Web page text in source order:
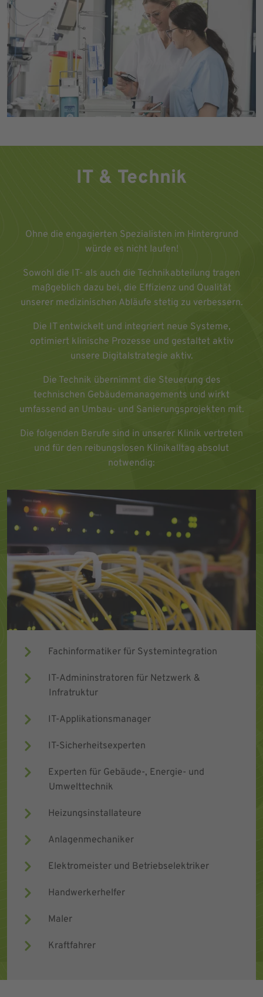
IT & Technik
Ohne die engagierten Spezialisten im Hintergrund
würde es nicht laufen!
Sowohl die IT- als auch die Technikabteilung tragen
maßgeblich dazu bei, die Effizienz und Qualität
unserer medizinischen Abläufe stetig zu verbessern.
Die IT entwickelt und integriert neue Systeme,
optimiert klinische Prozesse und gestaltet aktiv
unsere Digitalstrategie aktiv.
Die Technik übernimmt die Steuerung des
technischen Gebäudemanagements und wirkt
umfassend an Umbau- und Sanierungsprojekten mit.
Die folgenden Berufe sind in unserer Klinik vertreten
und für den reibungslosen Klinikalltag absolut
notwendig:
Fachinformatiker für Systemintegration
IT-Admininstratoren für Netzwerk &
Infratruktur
IT-Applikationsmanager
IT-Sicherheitsexperten
Experten für Gebäude-, Energie- und
Umwelttechnik
Heizungsinstallateure
Anlagenmechaniker
Elektromeister und Betriebselektriker
Handwerkerhelfer
Maler
Kraftfahrer